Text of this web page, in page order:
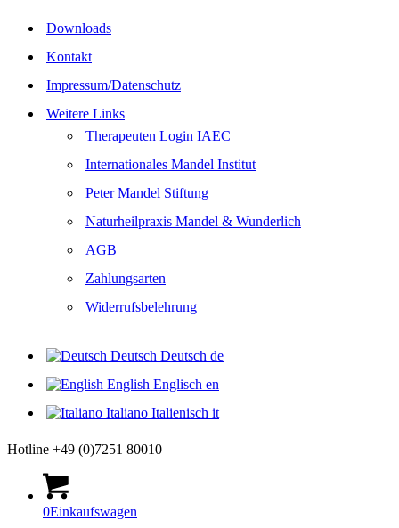
Downloads
Kontakt
Impressum/Datenschutz
Weitere Links
Therapeuten Login IAEC
Internationales Mandel Institut
Peter Mandel Stiftung
Naturheilpraxis Mandel & Wunderlich
AGB
Zahlungsarten
Widerrufsbelehrung
Deutsch Deutsch de
English Englisch en
Italiano Italienisch it
Hotline +49 (0)7251 80010
0Einkaufswagen